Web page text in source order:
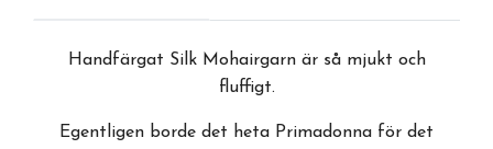
Handfärgat Silk Mohairgarn är så mjukt och
fluffigt.
Egentligen borde det heta Primadonna för det